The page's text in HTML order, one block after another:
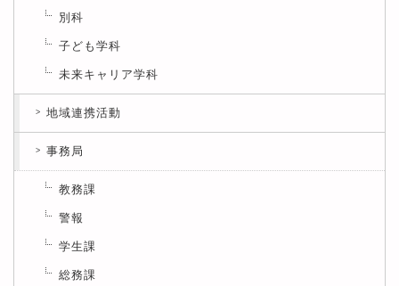
別科
子ども学科
未来キャリア学科
地域連携活動
事務局
教務課
警報
学生課
総務課